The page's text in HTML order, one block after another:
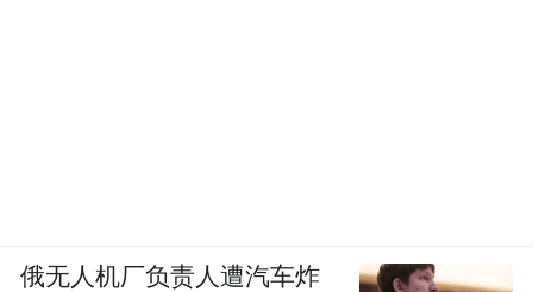
俄无人机厂负责人遭汽车炸